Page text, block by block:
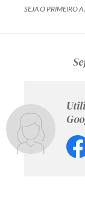
SEJA O PRIMEIRO A